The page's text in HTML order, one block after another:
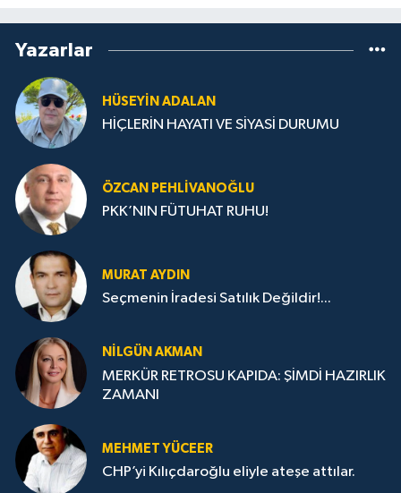
Yazarlar
HÜSEYIN ADALAN
HİÇLERİN HAYATI VE SİYASİ DURUMU
ÖZCAN PEHLIVANOĞLU
PKK’NIN FÜTUHAT RUHU!
MURAT AYDIN
Seçmenin İradesi Satılık Değildir!...
NILGÜN AKMAN
MERKÜR RETROSU KAPIDA: ŞİMDİ HAZIRLIK
ZAMANI
MEHMET YÜCEER
CHP’yi Kılıçdaroğlu eliyle ateşe attılar.